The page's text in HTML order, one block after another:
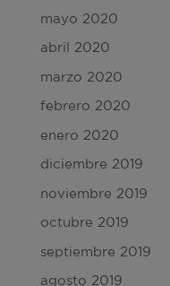
mayo 2020
abril 2020
marzo 2020
febrero 2020
enero 2020
diciembre 2019
noviembre 2019
octubre 2019
septiembre 2019
agosto 2019